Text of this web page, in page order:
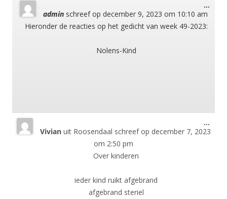
admin schreef op december 9, 2023 om 10:10 am
Hieronder de reacties op het gedicht van week 49-2023:
Nolens-Kind
...
Vivian uit Roosendaal schreef op december 7, 2023
om 2:50 pm
Over kinderen
ieder kind ruikt afgebrand
afgebrand steriel
...
deze